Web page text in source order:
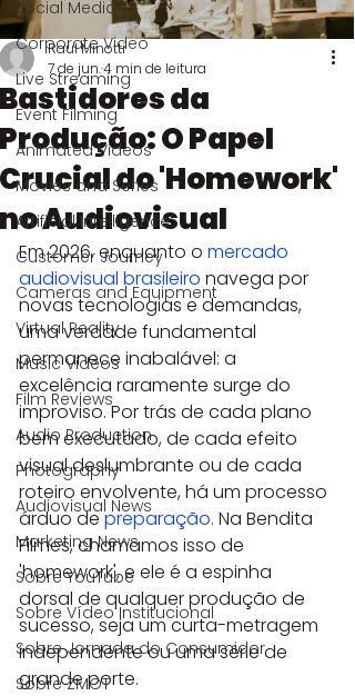
Social Media
Corporate Video
Live Streaming
Event Filming
Animated Videos
Movies and Series
Artificial Intelligence
Customer Journey
Cameras and Equipment
Virtual Reality
Music Videos
Film Reviews
Audio Production
Photography
Audiovisual News
Marketing News
Sobre YouTube
Sobre Vídeo Institucional
Sobre Jornada do Consumidor
Sobre ZMOT
Bastidores da
Produção: O Papel
Crucial do 'Homework'
no Audiovisual
Raul Minotti
7 de jun.4 min de leitura
Em 2026, enquanto o mercado
audiovisual brasileiro navega por
novas tecnologias e demandas,
uma verdade fundamental
permanece inabalável: a
excelência raramente surge do
improviso. Por trás de cada plano
bem executado, de cada efeito
visual deslumbrante ou de cada
roteiro envolvente, há um processo
árduo de preparação. Na Bendita
Filmes, chamamos isso de
'homework', e ele é a espinha
dorsal de qualquer produção de
sucesso, seja um curta-metragem
independente ou uma série de
grande porte.